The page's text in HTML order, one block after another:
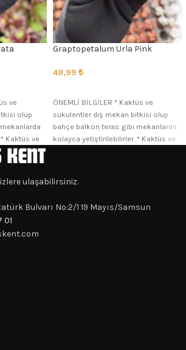
ve
olup
Kaktüs ve
Graptopetalum Urla Pink
49,99 ₺
ÖNEMLİ BİLGİLER * Kaktüs ve
sukulentler dış mekan bitkisi olup
bahçe balkon teras gibi mekanlarda
kolayca yetiştirilebilirler. * Kaktüs ve
ulaşabilirsiniz.
Bulvarı No:2/1 19 Mayıs/Samsun
01